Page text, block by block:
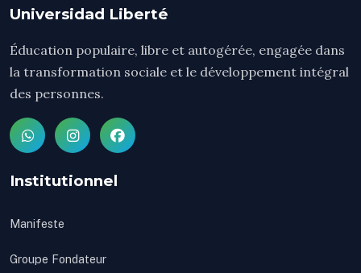
Universidad Liberté
Éducation populaire, libre et autogérée, engagée dans
la transformation sociale et le développement intégral
des personnes.
Institutionnel
Manifeste
Groupe Fondateur